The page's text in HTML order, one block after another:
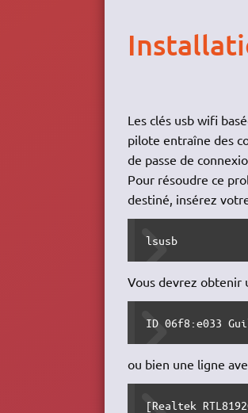
Les clés usb wifi
pilote entraîne des
de passe de
Pour résoudre ce
destiné, insérez
lsusb
Vous devrez obtenir
ID 06f8:e033
ou bien une ligne
[Realtek